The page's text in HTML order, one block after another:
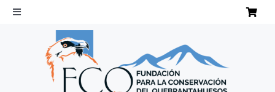
Saltar
Toggle
Navigation
QUEBRANTAHUESOS